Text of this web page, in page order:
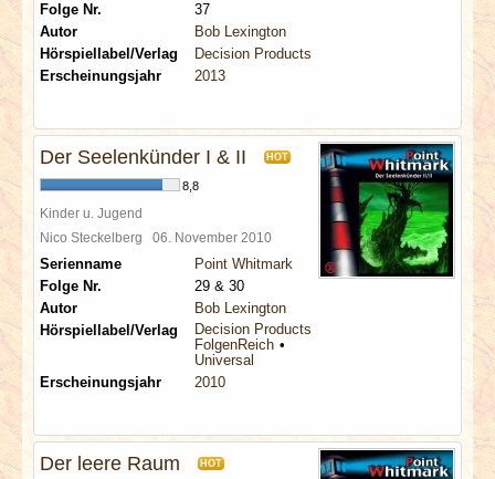
Folge Nr.
37
Autor
Bob Lexington
Hörspiellabel/Verlag
Decision Products
Erscheinungsjahr
2013
Der Seelenkünder I & II HOT
8,8
Kinder u. Jugend
Nico Steckelberg 06. November 2010
Serienname
Point Whitmark
Folge Nr.
29 & 30
Autor
Bob Lexington
Hörspiellabel/Verlag
Decision Products
FolgenReich
Universal
Erscheinungsjahr
2010
Der leere Raum HOT